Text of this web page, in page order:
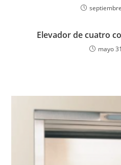
Elevador de cuatro
mayo